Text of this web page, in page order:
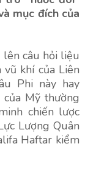
mục đích của
lên câu hỏi liệu
khí của Liên
Phi này hay
Mỹ thường
chiến lược
Lượng Quân
Haftar kiểm